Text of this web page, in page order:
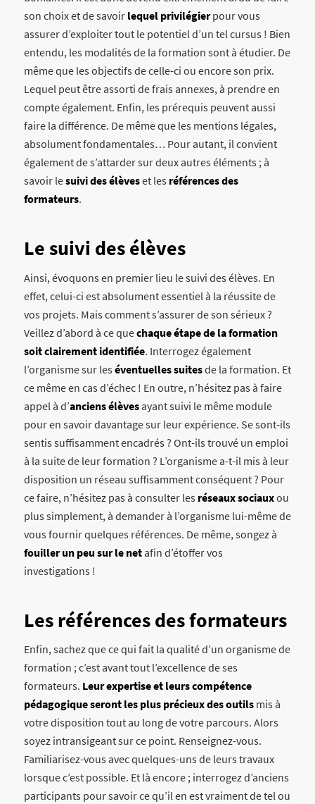
son choix et de savoirlequel privilégierpour vous
assurer d’exploiter tout le potentiel d’un tel cursus ! Bien
entendu, les modalités de la formation sont à étudier. De
même que les objectifs de celle-ci ou encore son prix.
Lequel peut être assorti de frais annexes, à prendre en
compte également. Enfin, les prérequis peuvent aussi
faire la différence. De même que les mentions légales,
absolument fondamentales… Pour autant, il convient
également de s’attarder sur deux autres éléments ; à
savoir lesuivi des élèveset les références des
formateurs.
Le suivi des élèves
Ainsi, évoquons en premier lieu le suivi des élèves. En
effet, celui-ci est absolument essentiel à la réussite de
vos projets. Mais comment s’assurer de son sérieux ?
Veillez d’abord à ce quechaque étape de la formation
soit clairement identifiée. Interrogez également
l’organisme sur leséventuelles suitesde la formation. Et
ce même en cas d’échec ! En outre, n’hésitez pas à faire
appel à d’anciens élèvesayant suivi le même module
pour en savoir davantage sur leur expérience. Se sont-ils
sentis suffisamment encadrés ? Ont-ils trouvé un emploi
à la suite de leur formation ? L’organisme a-t-il mis à leur
disposition un réseau suffisamment conséquent ? Pour
ce faire, n’hésitez pas à consulter les réseaux sociauxou
plus simplement, à demander à l’organisme lui-même de
vous fournir quelques références. De même, songez à
fouiller un peu sur le netafin d’étoffer vos
investigations !
Les références des formateurs
Enfin, sachez que ce qui fait la qualité d’un organisme de
formation ; c’est avant tout l’excellence de ses
formateurs. Leur expertise et leurs compétence
pédagogique seront les plus précieux des outilsmis à
votre disposition tout au long de votre parcours. Alors
soyez intransigeant sur ce point. Renseignez-vous.
Familiarisez-vous avec quelques-uns de leurs travaux
lorsque c’est possible. Et là encore ; interrogez d’anciens
participants pour savoir ce qu’il en est vraiment de tel ou